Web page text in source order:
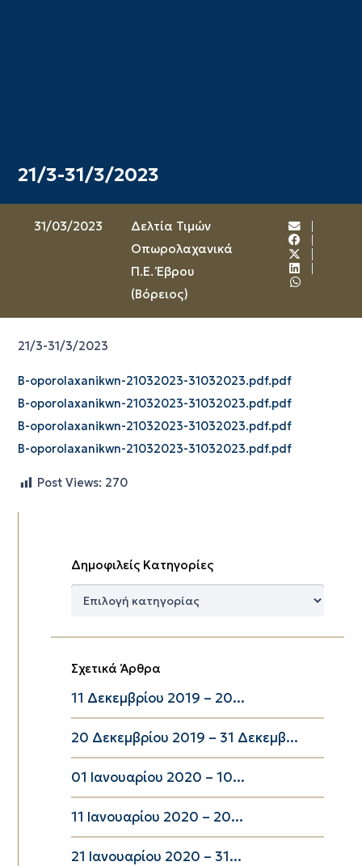
21/3-31/3/2023
31/03/2023
Δελτία Τιμών
Οπωρολαχανικά
Π.Ε. Έβρου
(Βόρειος)
21/3-31/3/2023
B-oporolaxanikwn-21032023-31032023.pdf.pdf
B-oporolaxanikwn-21032023-31032023.pdf.pdf
B-oporolaxanikwn-21032023-31032023.pdf.pdf
B-oporolaxanikwn-21032023-31032023.pdf.pdf
Post Views: 270
Δημοφιλείς Κατηγορίες
Δημοφιλείς
Σχετικά Άρθρα
11 Δεκεμβρίου 2019 – 20...
20 Δεκεμβρίου 2019 – 31 Δεκεμβ...
01 Ιανουαρίου 2020 – 10...
11 Ιανουαρίου 2020 – 20...
21 Ιανουαρίου 2020 – 31...